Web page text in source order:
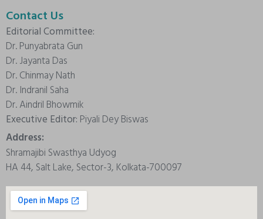
Contact Us
Editorial Committee:
Dr. Punyabrata Gun
Dr. Jayanta Das
Dr. Chinmay Nath
Dr. Indranil Saha
Dr. Aindril Bhowmik
Executive Editor: Piyali Dey Biswas
Address:
Shramajibi Swasthya Udyog
HA 44, Salt Lake, Sector-3, Kolkata-700097